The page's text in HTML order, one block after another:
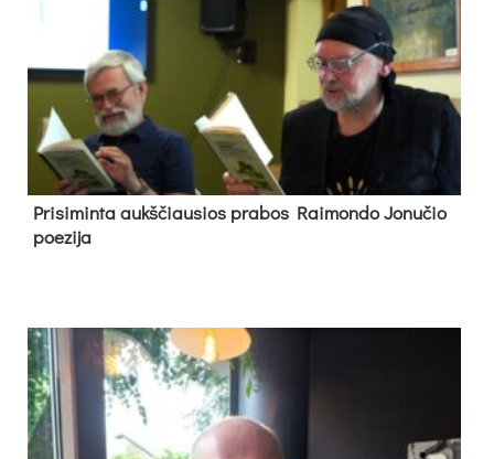
Pri­si­min­ta aukš­čiau­sios pra­bos Rai­mon­do Jo­nu­čio
poe­zi­ja